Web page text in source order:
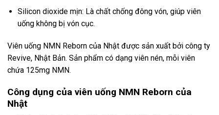
Silicon dioxide mịn: Là chất chống đông vón, giúp viên
uống không bị vón cục.
Viên uống NMN Reborn của Nhật được sản xuất bởi công ty
Revive, Nhật Bản. Sản phẩm có dạng viên nén, mỗi viên
chứa 125mg NMN.
Công dụng của viên uống NMN Reborn của
Nhật